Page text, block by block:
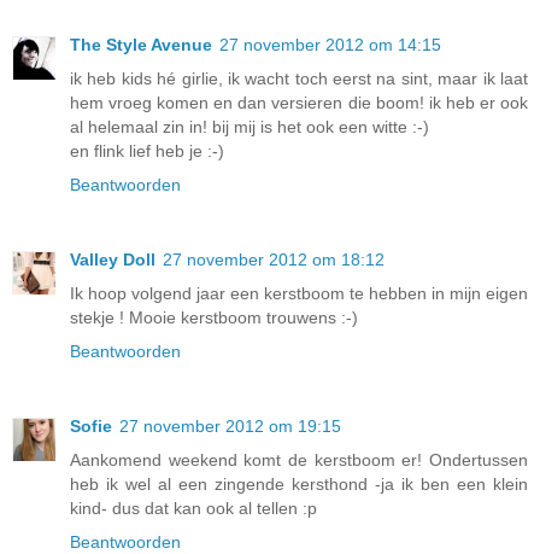
The Style Avenue 27 november 2012 om 14:15
ik heb kids hé girlie, ik wacht toch eerst na sint, maar ik laat
hem vroeg komen en dan versieren die boom! ik heb er ook
al helemaal zin in! bij mij is het ook een witte :-)
en flink lief heb je :-)
Beantwoorden
Valley Doll 27 november 2012 om 18:12
Ik hoop volgend jaar een kerstboom te hebben in mijn eigen
stekje ! Mooie kerstboom trouwens :-)
Beantwoorden
Sofie 27 november 2012 om 19:15
Aankomend weekend komt de kerstboom er! Ondertussen
heb ik wel al een zingende kersthond -ja ik ben een klein
kind- dus dat kan ook al tellen :p
Beantwoorden